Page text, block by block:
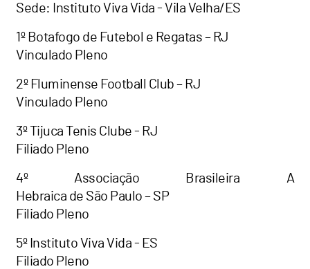
Sede: Instituto Viva Vida - Vila Velha/ES
1º Botafogo de Futebol e Regatas – RJ
Vinculado Pleno
2º Fluminense Football Club – RJ
Vinculado Pleno
3º Tijuca Tenis Clube - RJ
Filiado Pleno
4º Associação Brasileira A
Hebraica de São Paulo – SP
Filiado Pleno
5º Instituto Viva Vida - ES
Filiado Pleno